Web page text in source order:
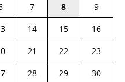
7 8
9
14 15
16
21 22
23
28 29
30